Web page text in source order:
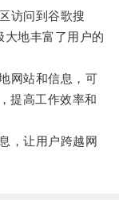
访问到谷歌搜
大地丰富了用户的
网站和信息，可
提高工作效率和
，让用户跨越网